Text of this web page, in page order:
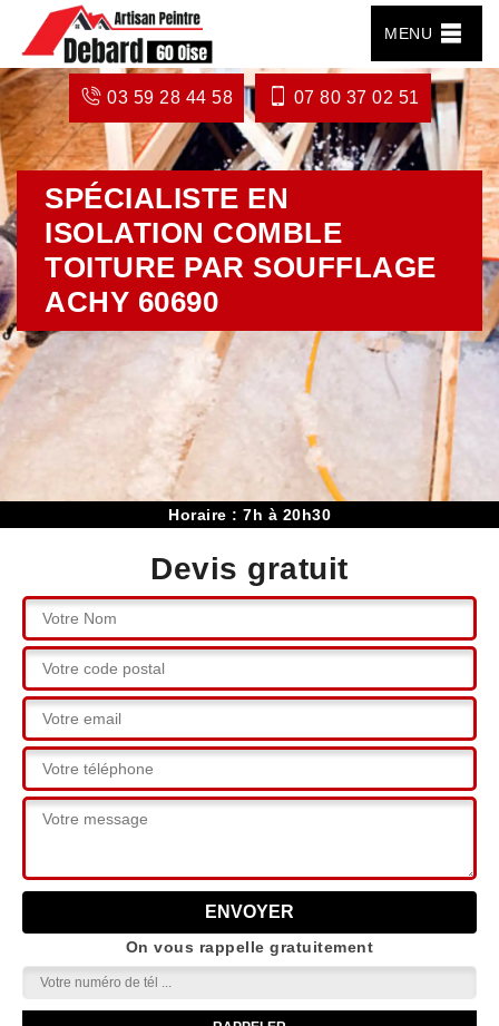
MENU
03 59 28 44 58 07 80 37 02 51
SPÉCIALISTE EN
ISOLATION COMBLE
TOITURE PAR SOUFFLAGE
ACHY 60690
Horaire : 7h à 20h30
Devis gratuit
On vous rappelle gratuitement